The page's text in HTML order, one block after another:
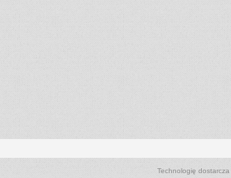
Technologię dostarcza